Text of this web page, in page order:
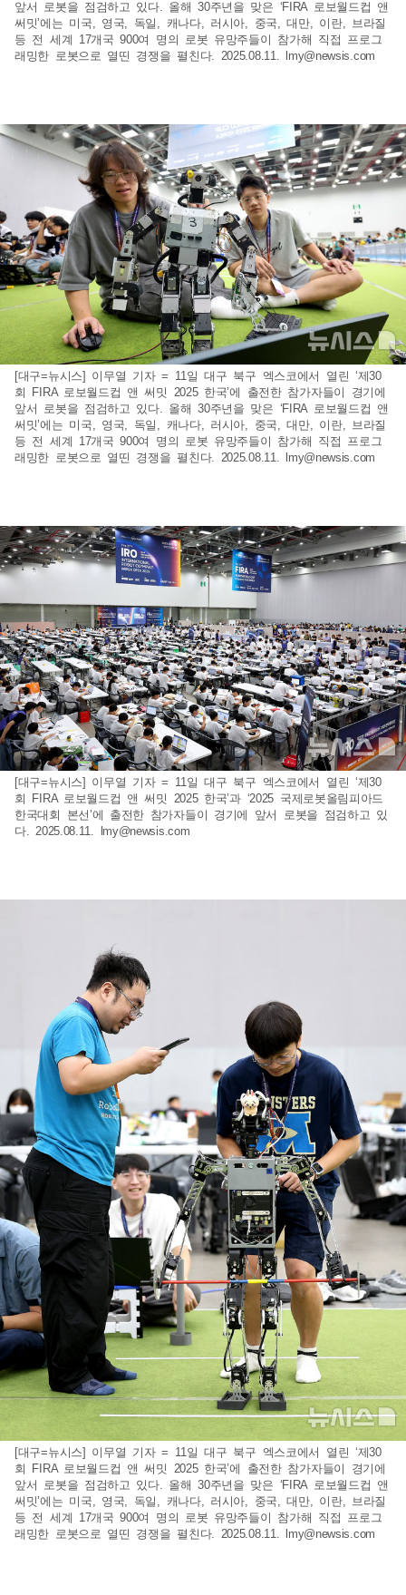
앞서 로봇을 점검하고 있다. 올해 30주년을 맞은 ‘FIRA 로보월드컵 앤
써밋’에는 미국, 영국, 독일, 캐나다, 러시아, 중국, 대만, 이란, 브라질
등 전 세계 17개국 900여 명의 로봇 유망주들이 참가해 직접 프로그
래밍한 로봇으로 열띤 경쟁을 펼친다. 2025.08.11.
lmy@newsis.com
[대구=뉴시스] 이무열 기자 = 11일 대구 북구 엑스코에서 열린 ‘제30
회 FIRA 로보월드컵 앤 써밋 2025 한국’에 출전한 참가자들이 경기에
앞서 로봇을 점검하고 있다. 올해 30주년을 맞은 ‘FIRA 로보월드컵 앤
써밋’에는 미국, 영국, 독일, 캐나다, 러시아, 중국, 대만, 이란, 브라질
등 전 세계 17개국 900여 명의 로봇 유망주들이 참가해 직접 프로그
래밍한 로봇으로 열띤 경쟁을 펼친다. 2025.08.11.
lmy@newsis.com
[대구=뉴시스] 이무열 기자 = 11일 대구 북구 엑스코에서 열린 ‘제30
회 FIRA 로보월드컵 앤 써밋 2025 한국’과 ‘2025 국제로봇올림피아드
한국대회 본선’에 출전한 참가자들이 경기에 앞서 로봇을 점검하고 있
다. 2025.08.11.
lmy@newsis.com
[대구=뉴시스] 이무열 기자 = 11일 대구 북구 엑스코에서 열린 ‘제30
회 FIRA 로보월드컵 앤 써밋 2025 한국’에 출전한 참가자들이 경기에
앞서 로봇을 점검하고 있다. 올해 30주년을 맞은 ‘FIRA 로보월드컵 앤
써밋’에는 미국, 영국, 독일, 캐나다, 러시아, 중국, 대만, 이란, 브라질
등 전 세계 17개국 900여 명의 로봇 유망주들이 참가해 직접 프로그
래밍한 로봇으로 열띤 경쟁을 펼친다. 2025.08.11.
lmy@newsis.com